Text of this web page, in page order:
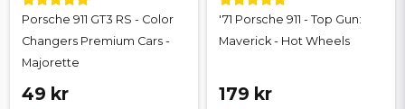
Porsche 911 GT3 RS - Color
Changers Premium Cars -
Majorette
49 kr
'71 Porsche 911 - Top Gun:
Maverick - Hot Wheels
179 kr